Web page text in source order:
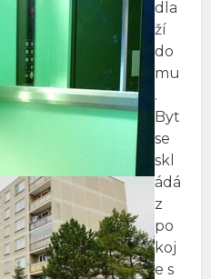
dla
ží
do
mu
.
Byt
se
skl
ádá
z
po
koj
e s